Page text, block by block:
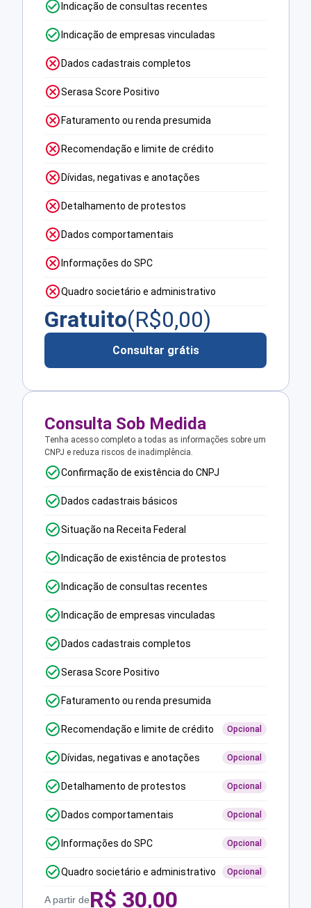
Indicação de consultas recentes
Indicação de empresas vinculadas
Dados cadastrais completos
Serasa Score Positivo
Faturamento ou renda presumida
Recomendação e limite de crédito
Dívidas, negativas e anotações
Detalhamento de protestos
Dados comportamentais
Informações do SPC
Quadro societário e administrativo
Gratuito(R$0,00)
Consultar grátis
Consulta Sob Medida
Tenha acesso completo a todas as informações sobre um
CNPJ e reduza riscos de inadimplência.
Confirmação de existência do CNPJ
Dados cadastrais básicos
Situação na Receita Federal
Indicação de existência de protestos
Indicação de consultas recentes
Indicação de empresas vinculadas
Dados cadastrais completos
Serasa Score Positivo
Faturamento ou renda presumida
Recomendação e limite de crédito Opcional
Dívidas, negativas e anotações Opcional
Detalhamento de protestos Opcional
Dados comportamentais Opcional
Informações do SPC Opcional
Quadro societário e administrativo Opcional
A partir deR$ 30,00